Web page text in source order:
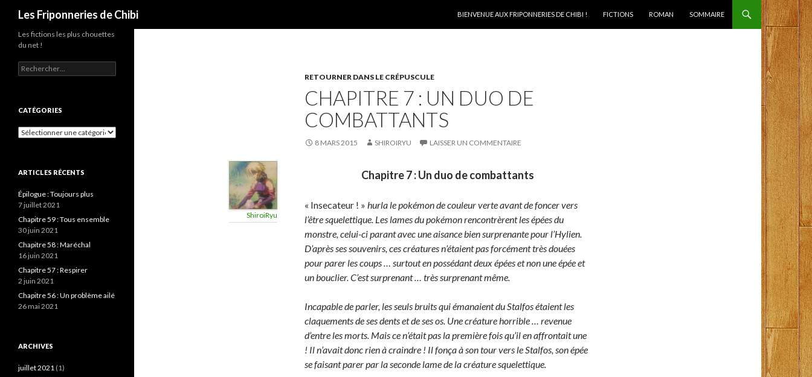
Les Friponneries de Chibi
BIENVENUE AUX FRIPONNERIES DE CHIBI !
FICTIONS ROMAN SOMMAIRE
RETOURNER DANS LE CRÉPUSCULE
CHAPITRE 7 : UN DUO DE
COMBATTANTS
8 MARS 2015 SHIROIRYU LAISSER UN COMMENTAIRE
ShiroiRyu
Chapitre 7 : Un duo de combattants
« Insecateur ! » hurla le pokémon de couleur verte avant de foncer vers
l’être squelettique. Les lames du pokémon rencontrèrent les épées du
monstre, celui-ci parant avec une aisance bien surprenante pour l’Hylien.
D’après ses souvenirs, ces créatures n’étaient pas forcément très douées
pour parer les coups … surtout en possédant deux épées et non une épée et
un bouclier. C’est surprenant … très surprenant même.
Incapable de parler, les seuls bruits qui émanaient du Stalfos étaient les
claquements de ses dents et de ses os. Une créature horrible … revenue
d’entre les morts. Mais ce n’était pas la première fois qu’il en affrontait une
! Il n’avait donc rien à craindre ! Il fonça à son tour vers le Stalfos, son épée
se faisant parer par la seconde lame de la créature squelettique.
Les fictions les plus chouettes
du net !
Rechercher :
CATÉGORIES
Catégories
ARTICLES RÉCENTS
Épilogue : Toujours plus
7 juillet 2021
Chapitre 59 : Tous ensemble
30 juin 2021
Chapitre 58 : Maréchal
16 juin 2021
Chapitre 57 : Respirer
2 juin 2021
Chapitre 56 : Un problème ailé
26 mai 2021
ARCHIVES
juillet 2021 (1)